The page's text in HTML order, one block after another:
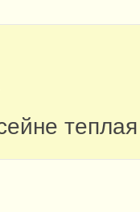
теплая